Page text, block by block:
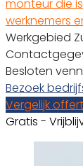
monteur die
werknemers
Werkgebied
Besloten
Bezoek
Vergelijk
Gratis -